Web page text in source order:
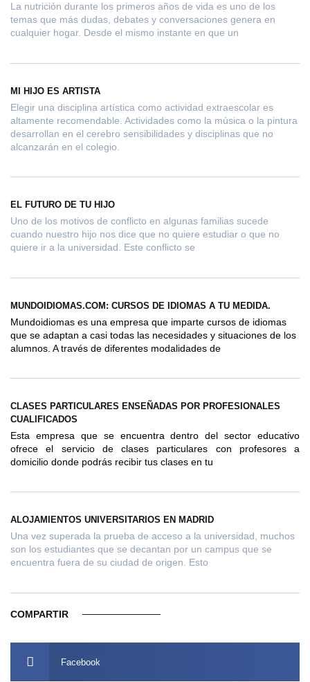
La nutrición durante los primeros años de vida es uno de los
temas que más dudas, debates y conversaciones genera en
cualquier hogar. Desde el mismo instante en que un
MI HIJO ES ARTISTA
Elegir una disciplina artística como actividad extraescolar es
altamente recomendable. Actividades como la música o la pintura
desarrollan en el cerebro sensibilidades y disciplinas que no
alcanzarán en el colegio.
EL FUTURO DE TU HIJO
Uno de los motivos de conflicto en algunas familias sucede
cuando nuestro hijo nos dice que no quiere estudiar o que no
quiere ir a la universidad. Este conflicto se
MUNDOIDIOMAS.COM: CURSOS DE IDIOMAS A TU MEDIDA.
Mundoidiomas es una empresa que imparte cursos de idiomas
que se adaptan a casi todas las necesidades y situaciones de los
alumnos. A través de diferentes modalidades de
CLASES PARTICULARES ENSEÑADAS POR PROFESIONALES
CUALIFICADOS
Esta empresa que se encuentra dentro del sector educativo
ofrece el servicio de clases particulares con profesores a
domicilio donde podrás recibir tus clases en tu
ALOJAMIENTOS UNIVERSITARIOS EN MADRID
Una vez superada la prueba de acceso a la universidad, muchos
son los estudiantes que se decantan por un campus que se
encuentra fuera de su ciudad de origen. Esto
COMPARTIR
Facebook